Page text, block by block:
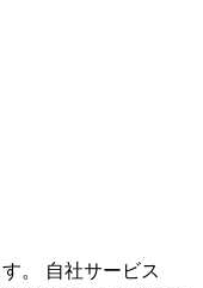
。 自社サービス